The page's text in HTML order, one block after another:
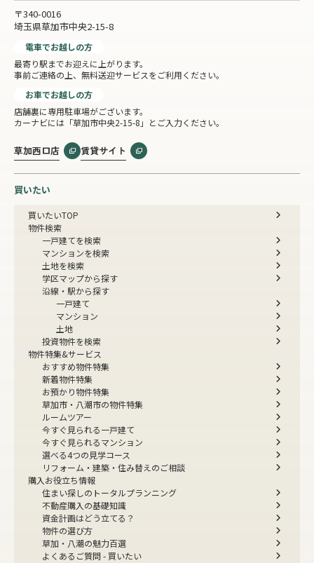
〒340-0016
埼玉県草加市中央2-15-8
電車でお越しの方
最寄り駅までお迎えに上がります。
事前ご連絡の上、無料送迎サービスをご利用ください。
お車でお越しの方
店舗裏に専用駐車場がございます。
カーナビには「草加市中央2-15-8」とご入力ください。
草加西口店 賃貸サイト
買いたい
買いたいTOP
物件検索
一戸建てを検索
マンションを検索
土地を検索
学区マップから探す
沿線・駅から探す
一戸建て
マンション
土地
投資物件を検索
物件特集&サービス
おすすめ物件特集
新着物件特集
お預かり物件特集
草加市・八潮市の物件特集
ルームツアー
今すぐ見られる一戸建て
今すぐ見られるマンション
選べる4つの見学コース
リフォーム・建築・住み替えのご相談
購入お役立ち情報
住まい探しのトータルプランニング
不動産購入の基礎知識
資金計画はどう立てる？
物件の選び方
草加・八潮の魅力百選
よくあるご質問 - 買いたい